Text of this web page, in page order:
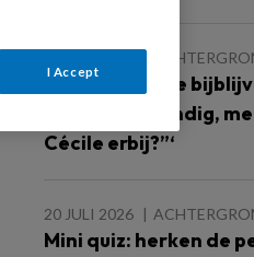
Kinderen die je
“Is dat wel handig,
Cécile erbij?”‘
20 JULI 2026
Mini quiz: herken de
I Accept